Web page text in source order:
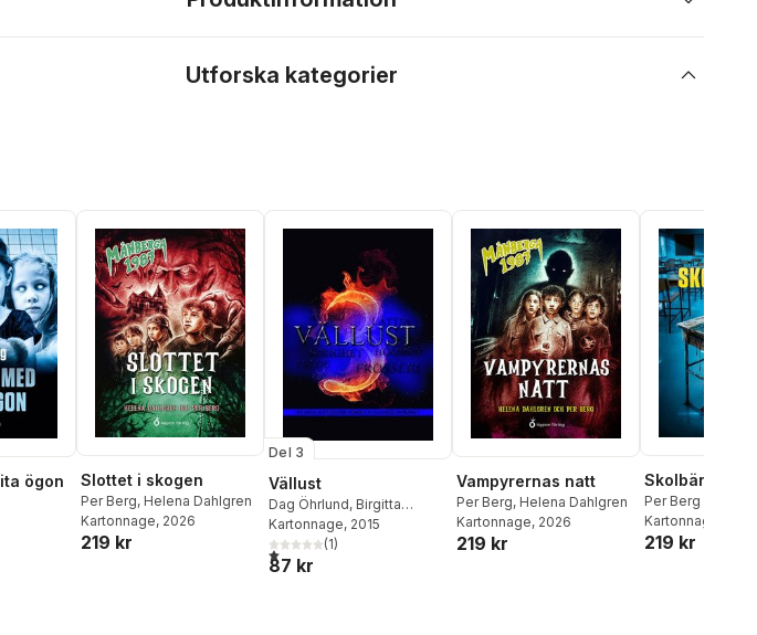
Utforska kategorier
ögon
Totalt antal röster:
Slottet i skogen
Per Berg, Helena Dahlgren
Kartonnage, 2026
219 kr
Del 3
Vällust
Dag Öhrlund, Birgitta
Backlund,Catrine
Tollström,
Lars-Göran Halvdansson
Kartonnage, 2015
1,0utav 5 stjärnor. Totalt antal röster:
(1)
87 kr
Vampyrernas natt
Per Berg, Helena Dahlgren
Kartonnage, 2026
219 kr
Skolbänken
Per Berg
Kartonnage
219 kr